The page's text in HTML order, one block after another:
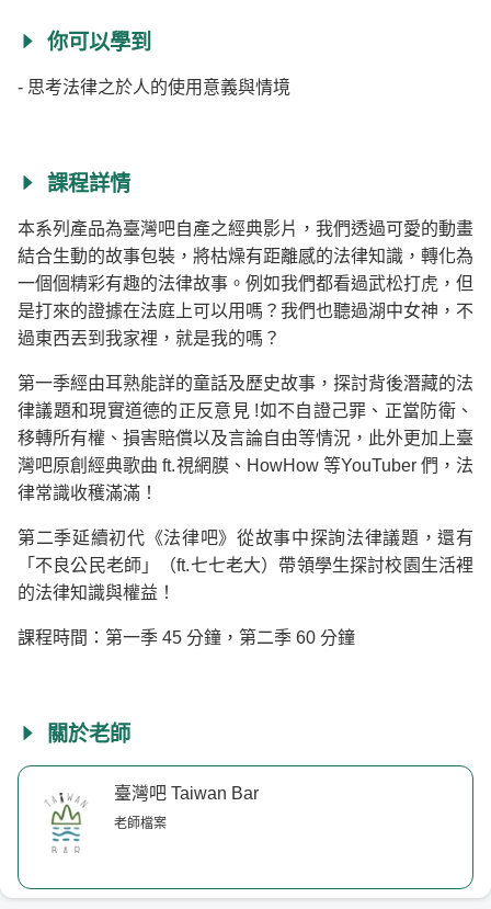
你可以學到
- 思考法律之於人的使用意義與情境
課程詳情
本系列產品為臺灣吧自產之經典影片，我們透過可愛的動畫
結合生動的故事包裝，將枯燥有距離感的法律知識，轉化為
一個個精彩有趣的法律故事。例如我們都看過武松打虎，但
是打來的證據在法庭上可以用嗎？我們也聽過湖中女神，不
過東西丟到我家裡，就是我的嗎？
第一季經由耳熟能詳的童話及歷史故事，探討背後潛藏的法
律議題和現實道德的正反意見 !如不自證己罪、正當防衛、
移轉所有權、損害賠償以及言論自由等情況，此外更加上臺
灣吧原創經典歌曲 ft.視網膜、HowHow 等YouTuber 們，法
律常識收穫滿滿！
第二季延續初代《法律吧》從故事中探詢法律議題，還有
「不良公民老師」（ft.七七老大）帶領學生探討校園生活裡
的法律知識與權益！
課程時間：第一季 45 分鐘，第二季 60 分鐘
關於老師